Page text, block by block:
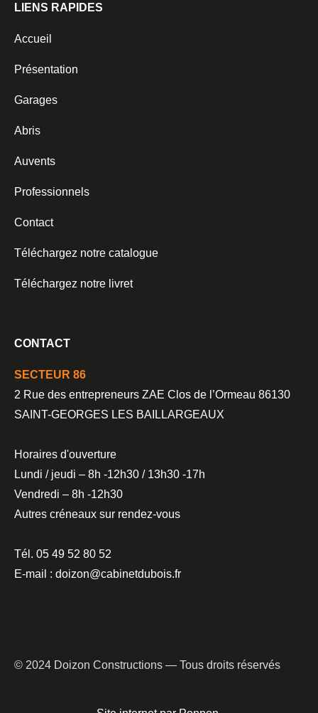
LIENS RAPIDES
Accueil
Présentation
Garages
Abris
Auvents
Professionnels
Contact
Téléchargez notre catalogue
Téléchargez notre livret
CONTACT
SECTEUR 86
2 Rue des entrepreneurs ZAE Clos de l’Ormeau 86130
SAINT-GEORGES LES BAILLARGEAUX
Horaires d'ouverture
Lundi / jeudi – 8h -12h30 / 13h30 -17h
Vendredi – 8h -12h30
Autres créneaux sur rendez-vous
Tél. 05 49 52 80 52
E-mail : doizon@cabinetdubois.fr
© 2024 Doizon Constructions — Tous droits réservés